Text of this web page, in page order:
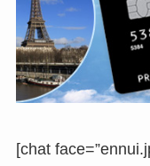
[chat